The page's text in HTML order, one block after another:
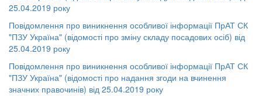
25.04.2019 року
Повідомлення про виникнення особливої інформації ПрАТ СК
"ПЗУ Україна" (відомості про зміну складу посадових осіб) від
25.04.2019 року
Повідомлення про виникнення особливої інформації ПрАТ СК
"ПЗУ Україна" (відомості про надання згоди на вчинення
значних правочинів) від 25.04.2019 року